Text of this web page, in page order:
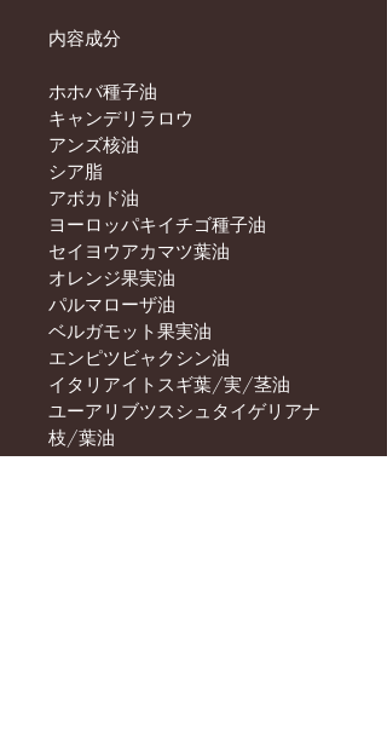
内容成分
ホホバ種子油
キャンデリラロウ
アンズ核油
シア脂
アボカド油
ヨーロッパキイチゴ種子油
セイヨウアカマツ葉油
オレンジ果実油
パルマローザ油
ベルガモット果実油
エンピツビャクシン油
イタリアイトスギ葉/実/茎油
ユーアリブツスシュタイゲリアナ
枝/葉油